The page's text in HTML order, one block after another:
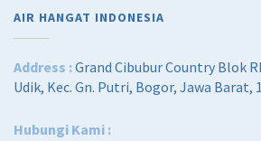
AIR HANGAT INDONESIA
Address :Grand Cibubur Country Blok
Udik, Kec. Gn. Putri, Bogor, Jawa Barat,
Hubungi Kami :